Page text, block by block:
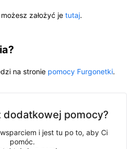
założyć je tutaj.
na stronie pomocy Furgonetki.
dodatkowej pomocy?
wsparciem i jest tu po to, aby Ci
pomóc.